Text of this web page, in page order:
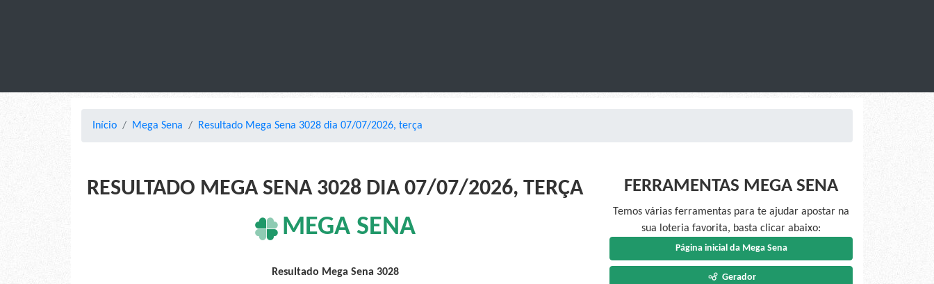
Início Mega Sena Resultado Mega Sena 3028 dia 07/07/2026, terça
RESULTADO MEGA SENA 3028 DIA 07/07/2026, TERÇA
MEGA SENA
Resultado Mega Sena 3028
FERRAMENTAS MEGA SENA
Temos várias ferramentas para te ajudar apostar na
sua loteria favorita, basta clicar abaixo:
Página inicial da Mega Sena
Gerador